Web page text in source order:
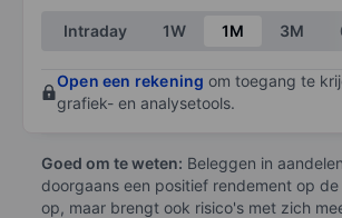
End of interactive chart.
Intraday 1W 1M 3M
Open een rekening om toegang te
grafiek- en analysetools.
Goed om te weten: Beleggen in
doorgaans een positief rendement op de
op, maar brengt ook risico's met zich